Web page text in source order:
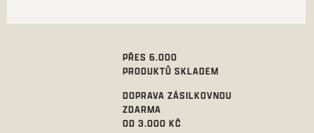
PŘES 6.000
PRODUKTŮ SKLADEM
DOPRAVA ZÁSILKOVNOU
ZDARMA
OD 3.000 KČ